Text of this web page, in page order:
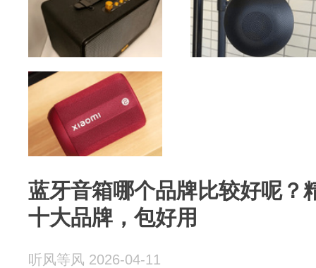
蓝牙音箱哪个品牌比较好呢？
十大品牌，包好用
听风等风 2026-04-11